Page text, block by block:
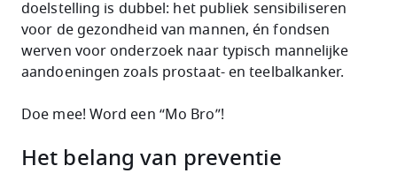
doelstelling is dubbel: het publiek sensibiliseren
voor de gezondheid van mannen, én fondsen
werven voor onderzoek naar typisch mannelijke
aandoeningen zoals prostaat- en teelbalkanker.
Doe mee! Word een “Mo Bro”!
Het belang van preventie